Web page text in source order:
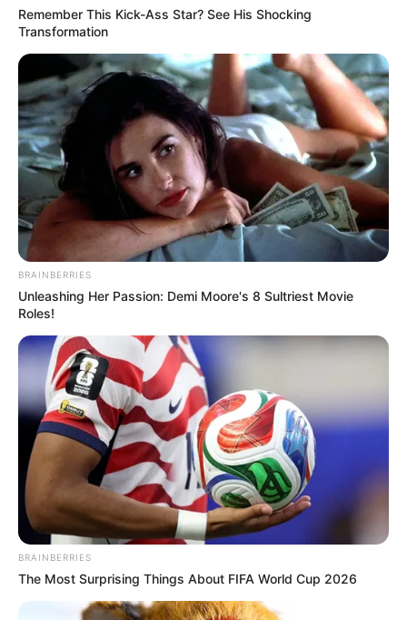
--ad5
🔍Desbloqueando categorias ocultas na Netflix
🎬Você sabia que a Netflixtem categorias específicas — mas
bem específicas mesmo, como humor ácido, clássicos do suspense
e séries britânicas —
escondidas da interface?
Você pode desbloquear essas categorias com códigos
secretos na Netflix
, sem mistério.
📚 Elas não chegam a ser ocultas de propósito, mas servem para
organizar as “prateleiras digitais” do serviço de streaming e
acessadas por códigos na Netflix que desbloqueiam essas listas.
Remember This Kick-Ass Star? See His Shocking
Transformation
BRAINBERRIES
Unleashing Her Passion: Demi Moore's 8 Sultriest Movie
Roles!
BRAINBERRIES
The Most Surprising Things About FIFA World Cup 2026